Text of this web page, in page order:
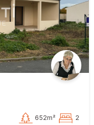
652m² 2